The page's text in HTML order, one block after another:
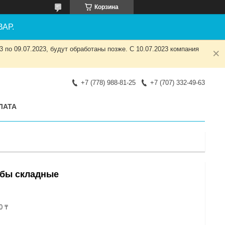
Корзина
09.07.2023, будут обработаны позже. С 10.07.2023 компания
+7 (778) 988-81-25 +7 (707) 332-49-63
складные
₸